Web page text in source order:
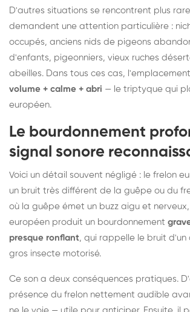
D'autres situations se rencontrent plus
demandent une attention particulière :
occupés, anciens nids de pigeons
d'enfants, pigeonniers, vieux ruches
abeilles. Dans tous ces cas,
volume + calme + abri — le triptyque qui
européen.
Le bourdonnement
signal sonore
Voici un détail souvent négligé : le frelon
un bruit très différent de la guêpe ou du
où la guêpe émet un buzz aigu et
européen produit un bourdonnement
presque ronflant, qui rappelle le bruit d'un
gros insecte motorisé.
Ce son a deux conséquences pratiques.
présence du frelon nettement audible